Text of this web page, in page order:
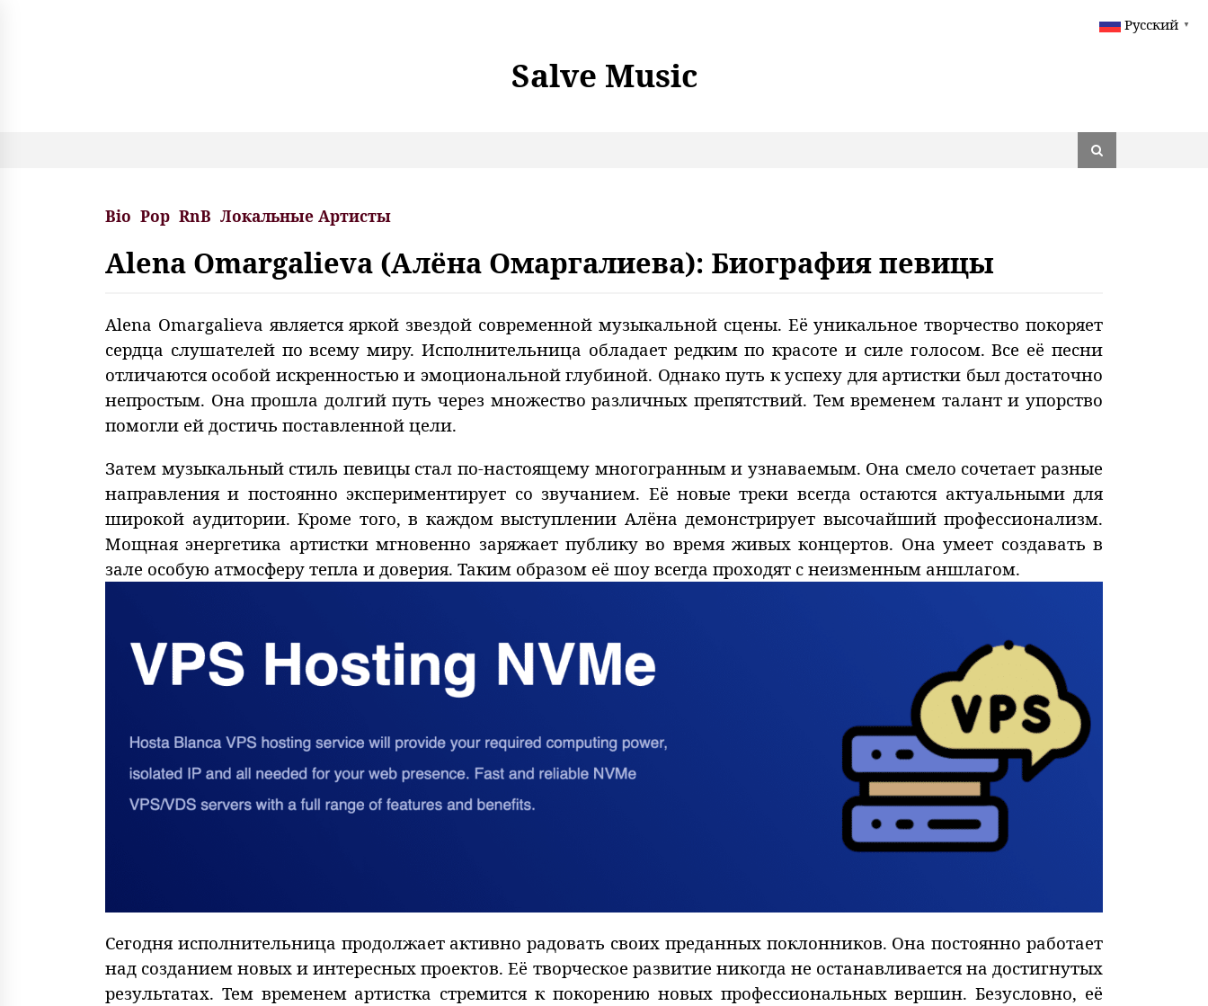
Salve Music
Bio Pop RnB Локальные Артисты
Alena Omargalieva (Алёна Омаргалиева): Биография певицы
Alena Omargalieva является яркой звездой современной музыкальной сцены. Её уникальное творчество покоряет
сердца слушателей по всему миру. Исполнительница обладает редким по красоте и силе голосом. Все её песни
отличаются особой искренностью и эмоциональной глубиной. Однако путь к успеху для артистки был достаточно
непростым. Она прошла долгий путь через множество различных препятствий. Тем временем талант и упорство
помогли ей достичь поставленной цели.
Затем музыкальный стиль певицы стал по-настоящему многогранным и узнаваемым. Она смело сочетает разные
направления и постоянно экспериментирует со звучанием. Её новые треки всегда остаются актуальными для
широкой аудитории. Кроме того, в каждом выступлении Алёна демонстрирует высочайший профессионализм.
Мощная энергетика артистки мгновенно заряжает публику во время живых концертов. Она умеет создавать в
зале особую атмосферу тепла и доверия. Таким образом её шоу всегда проходят с неизменным аншлагом.
Сегодня исполнительница продолжает активно радовать своих преданных поклонников. Она постоянно работает
над созданием новых и интересных проектов. Её творческое развитие никогда не останавливается на достигнутых
результатах. Тем временем артистка стремится к покорению новых профессиональных вершин. Безусловно, её
Русский ▼